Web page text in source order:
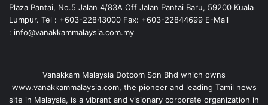
Plaza Pantai, No.5 Jalan 4/83A Off Jalan Pantai Baru, 59200 Kuala
Lumpur. Tel : +603-22843000 Fax: +603-22844699 E-Mail
: info@vanakkammalaysia.com.my
Vanakkam Malaysia Dotcom Sdn Bhd which owns
www.vanakkammalaysia.com, the pioneer and leading Tamil news
site in Malaysia, is a vibrant and visionary corporate organization in